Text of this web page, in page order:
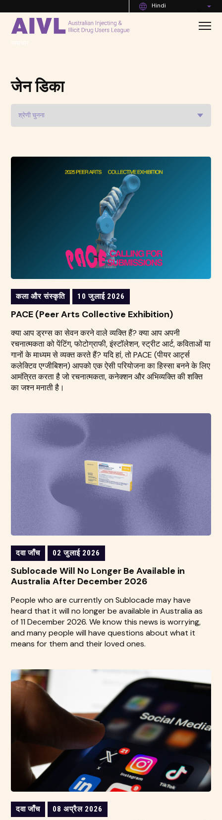
Hindi
जेन डिका
कला और संस्कृति 10 जुलाई 2026
PACE (Peer Arts Collective Exhibition)
क्या आप ड्रग्स का सेवन करने वाले व्यक्ति हैं? क्या आप अपनी
रचनात्मकता को पेंटिंग, फोटोग्राफी, इंस्टॉलेशन, स्ट्रीट आर्ट, कविताओं या
गानों के माध्यम से व्यक्त करते हैं? यदि हां, तो PACE (पीयर आर्ट्स
कलेक्टिव एग्जीबिशन) आपको एक ऐसी परियोजना का हिस्सा बनने के लिए
आमंत्रित करता है जो रचनात्मकता, कनेक्शन और अभिव्यक्ति की शक्ति
का जश्न मनाती है।
दवा जाँच 02 जुलाई 2026
Sublocade Will No Longer Be Available in
Australia After December 2026
People who are currently on Sublocade may have
heard that it will no longer be available in Australia as
of 11 December 2026. We know this news is worrying,
and many people will have questions about what it
means for them and their loved ones.
दवा जाँच 08 अप्रैल 2026